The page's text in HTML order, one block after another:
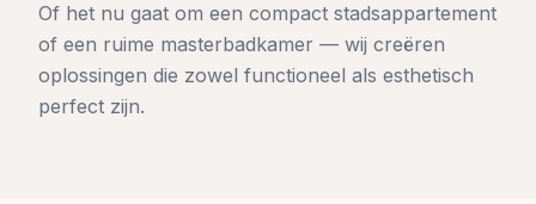
Of het nu gaat om een compact stadsappartement
of een ruime masterbadkamer — wij creëren
oplossingen die zowel functioneel als esthetisch
perfect zijn.